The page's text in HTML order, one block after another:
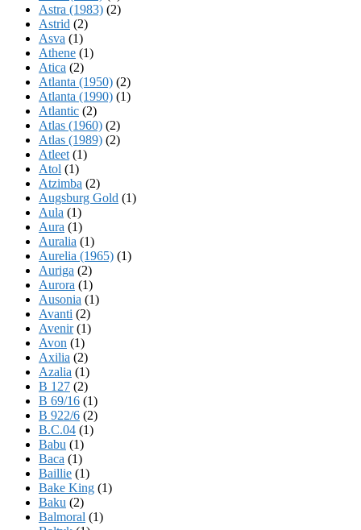
Astra (1983) (2)
Astrid (2)
Asva (1)
Athene (1)
Atica (2)
Atlanta (1950) (2)
Atlanta (1990) (1)
Atlantic (2)
Atlas (1960) (2)
Atlas (1989) (2)
Atleet (1)
Atol (1)
Atzimba (2)
Augsburg Gold (1)
Aula (1)
Aura (1)
Auralia (1)
Aurelia (1965) (1)
Auriga (2)
Aurora (1)
Ausonia (1)
Avanti (2)
Avenir(1)
Avon (1)
Axilia (2)
Azalia (1)
B 127 (2)
B 69/16 (1)
B 922/6 (2)
B.C.04 (1)
Babu (1)
Baca (1)
Baillie (1)
Bake King (1)
Baku (2)
Balmoral (1)